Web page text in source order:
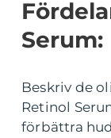
Serum:
Beskriv de
Retinol
förbättra